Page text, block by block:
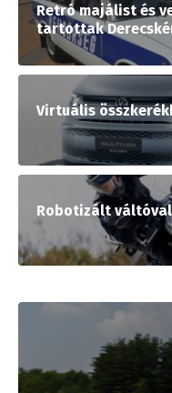
Retró majálist és
tartottak
Virtuális
Robotizált